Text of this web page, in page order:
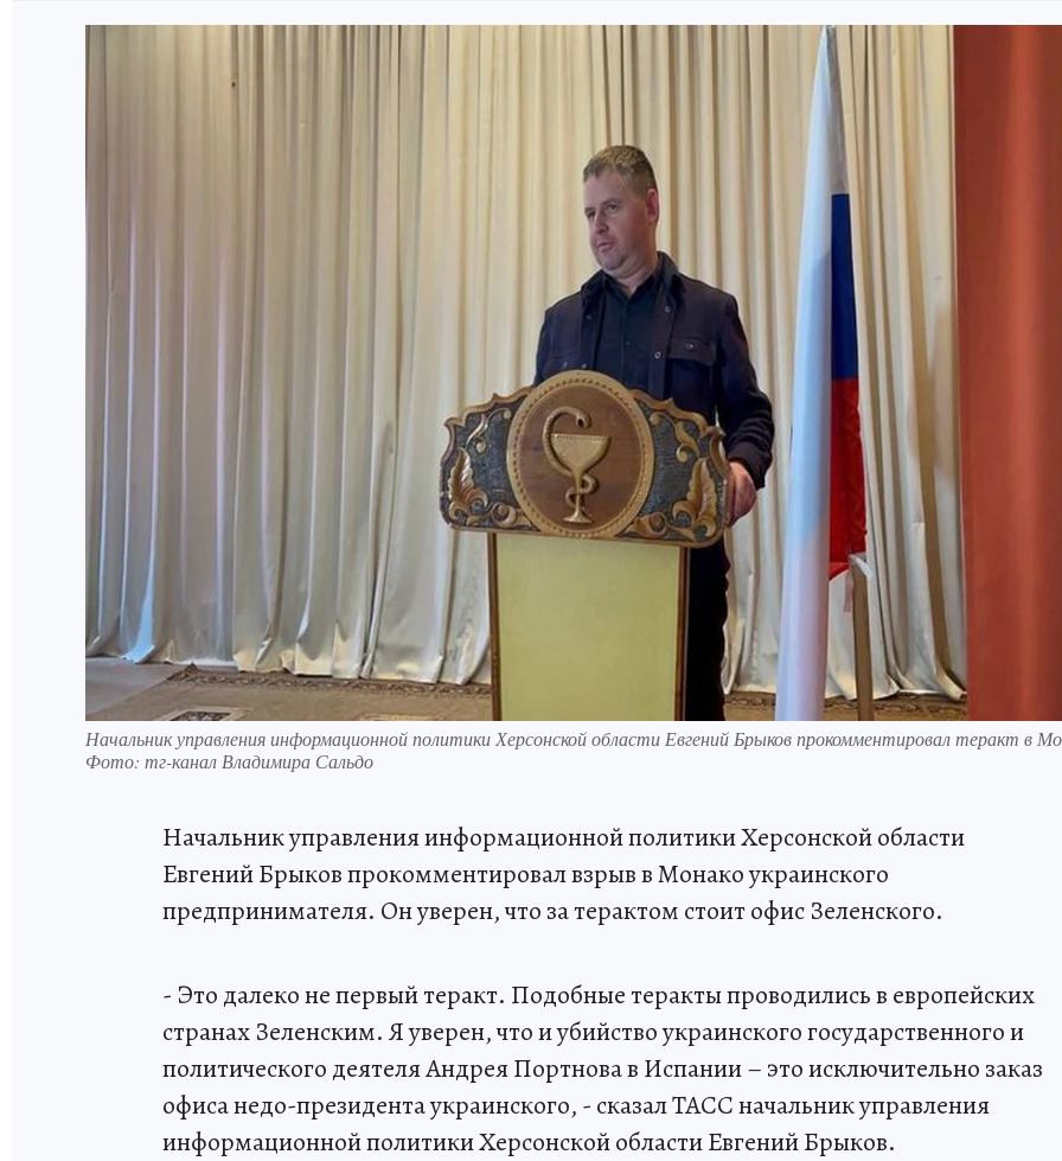
Начальник управления информационной политики Херсонской области Евгений Брыков прокомментировал теракт в
Фото: тг-канал Владимира Сальдо
Начальник управления информационной политики Херсонской области
Евгений Брыков прокомментировал взрыв в Монако украинского
предпринимателя. Он уверен, что за терактом стоит офис Зеленского.
- Это далеко не первый теракт. Подобные теракты проводились в европейских
странах Зеленским. Я уверен, что и убийство украинского государственного и
политического деятеля Андрея Портнова в Испании – это исключительно заказ
офиса недо-президента украинского, - сказал ТАСС начальник управления
информационной политики Херсонской области Евгений Брыков.